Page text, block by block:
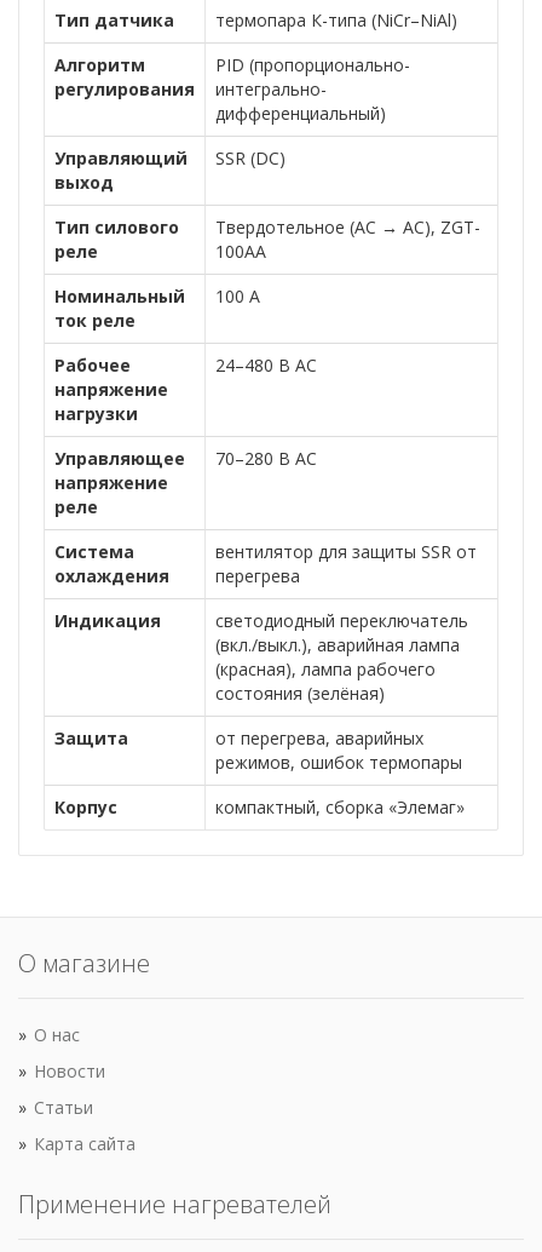
Тип датчика
термопара К-типа (NiCr–NiAl)
Алгоритм
регулирования
PID (пропорционально-
интегрально-
дифференциальный)
Управляющий
выход
SSR (DC)
Тип силового
реле
Твердотельное (AC → AC), ZGT-
100AA
Номинальный
ток реле
100 А
Рабочее
напряжение
нагрузки
24–480 В AC
Управляющее
напряжение
реле
70–280 В AC
Система
охлаждения
вентилятор для защиты SSR от
перегрева
Индикация
светодиодный переключатель
(вкл./выкл.), аварийная лампа
(красная), лампа рабочего
состояния (зелёная)
Защита
от перегрева, аварийных
режимов, ошибок термопары
Корпус
компактный, сборка «Элемаг»
О магазине
О нас
Новости
Статьи
Карта сайта
Применение нагревателей